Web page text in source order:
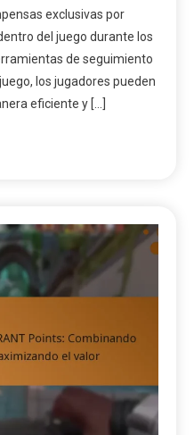
exclusivas por
del juego durante los
de seguimiento
los jugadores pueden
eficiente y […]